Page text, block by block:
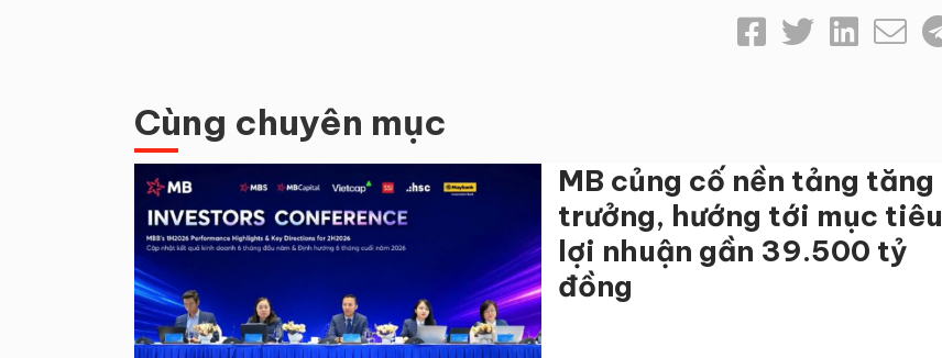
Cùng chuyên mục
MB củng cố nền tảng tăng
trưởng, hướng tới mục tiêu
lợi nhuận gần 39.500 tỷ
đồng